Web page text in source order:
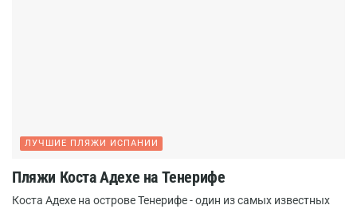
ЛУЧШИЕ ПЛЯЖИ ИСПАНИИ
Пляжи Коста Адехе на Тенерифе
Коста Адехе на острове Тенерифе - один из самых известных